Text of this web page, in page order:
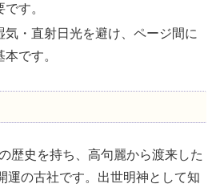
す。
気・直射日光を避け、ページ間に
です。
歴史を持ち、高句麗から渡来した
運の古社です。出世明神として知